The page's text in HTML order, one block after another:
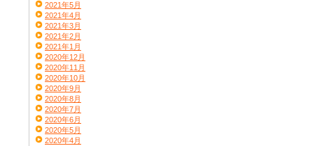
2021年5月
2021年4月
2021年3月
2021年2月
2021年1月
2020年12月
2020年11月
2020年10月
2020年9月
2020年8月
2020年7月
2020年6月
2020年5月
2020年4月